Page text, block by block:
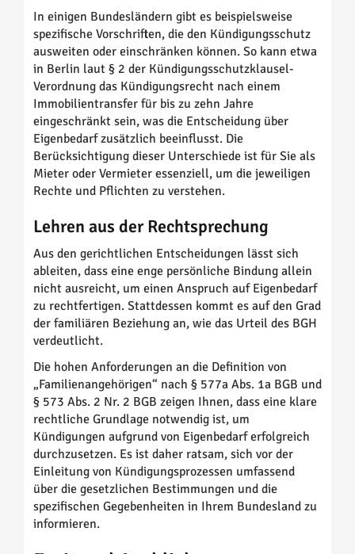
In einigen Bundesländern gibt es beispielsweise
spezifische Vorschriften, die den Kündigungsschutz
ausweiten oder einschränken können. So kann etwa
in Berlin laut § 2 der Kündigungsschutzklausel-
Verordnung das Kündigungsrecht nach einem
Immobilientransfer für bis zu zehn Jahre
eingeschränkt sein, was die Entscheidung über
Eigenbedarf zusätzlich beeinflusst. Die
Berücksichtigung dieser Unterschiede ist für Sie als
Mieter oder Vermieter essenziell, um die jeweiligen
Rechte und Pflichten zu verstehen.
Lehren aus der Rechtsprechung
Aus den gerichtlichen Entscheidungen lässt sich
ableiten, dass eine enge persönliche Bindung allein
nicht ausreicht, um einen Anspruch auf Eigenbedarf
zu rechtfertigen. Stattdessen kommt es auf den Grad
der familiären Beziehung an, wie das Urteil des BGH
verdeutlicht.
Die hohen Anforderungen an die Definition von
„Familienangehörigen“ nach § 577a Abs. 1a BGB und
§ 573 Abs. 2 Nr. 2 BGB zeigen Ihnen, dass eine klare
rechtliche Grundlage notwendig ist, um
Kündigungen aufgrund von Eigenbedarf erfolgreich
durchzusetzen. Es ist daher ratsam, sich vor der
Einleitung von Kündigungsprozessen umfassend
über die gesetzlichen Bestimmungen und die
spezifischen Gegebenheiten in Ihrem Bundesland zu
informieren.